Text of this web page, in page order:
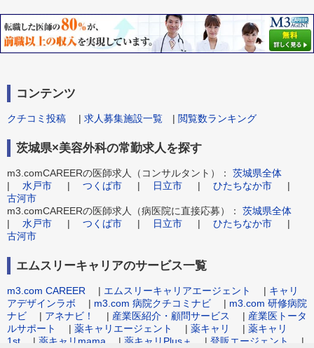
コンテンツ
クチコミ投稿 | 求人募集施設一覧 | 閲覧数ランキング
茨城県×美容外科の常勤求人を探す
m3.comCAREERの医師求人（コンサルタント）： 茨城県全体
| 水戸市 | つくば市 | 日立市 | ひたちなか市 |
古河市
m3.comCAREERの医師求人（病医院に直接応募）： 茨城県全体
| 水戸市 | つくば市 | 日立市 | ひたちなか市 |
古河市
エムスリーキャリアのサービス一覧
m3.com CAREER | エムスリーキャリアエージェント | キャリ
アデザインラボ | m3.com 病院クチコミナビ | m3.com 研修病院
ナビ | アネナビ！ | 産業医紹介・顧問サービス | 産業医トータ
ルサポート
| 薬キャリエージェント | 薬キャリ | 薬キャリ
1st | 薬キャリmama | 薬キャリPlus＋ | 登販エージェント
|